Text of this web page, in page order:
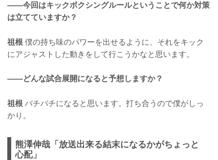
——今回はキックボクシングルールということで何か対策
は立てていますか？
祖根 僕の持ち味のパワーを出せるように、それをキック
にアジャストした動きをして行こうかなと思います。
——どんな試合展開になると予想しますか？
祖根 バチバチになると思います。打ち合うので僕がしっ
かり。
熊澤伸哉「放送出来る結末になるかがちょっと
心配」